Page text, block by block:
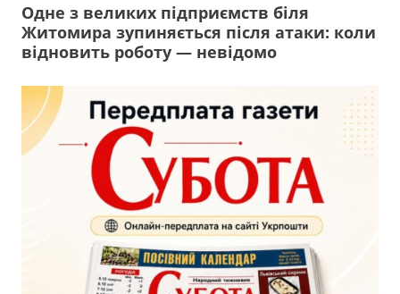
Одне з великих підприємств біля
Житомира зупиняється після атаки: коли
відновить роботу — невідомо